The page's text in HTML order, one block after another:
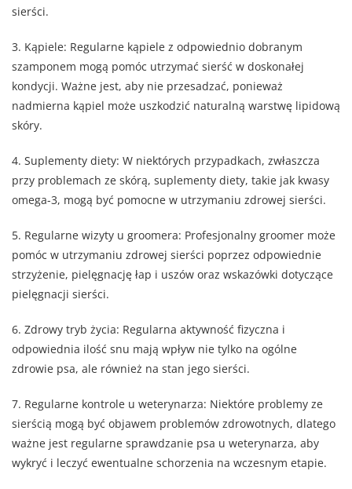
sierści.
3. Kąpiele: Regularne kąpiele z odpowiednio dobranym
szamponem mogą pomóc utrzymać sierść w doskonałej
kondycji. Ważne jest, aby nie przesadzać, ponieważ
nadmierna kąpiel może uszkodzić naturalną warstwę lipidową
skóry.
4. Suplementy diety: W niektórych przypadkach, zwłaszcza
przy problemach ze skórą, suplementy diety, takie jak kwasy
omega-3, mogą być pomocne w utrzymaniu zdrowej sierści.
5. Regularne wizyty u groomera: Profesjonalny groomer może
pomóc w utrzymaniu zdrowej sierści poprzez odpowiednie
strzyżenie, pielęgnację łap i uszów oraz wskazówki dotyczące
pielęgnacji sierści.
6. Zdrowy tryb życia: Regularna aktywność fizyczna i
odpowiednia ilość snu mają wpływ nie tylko na ogólne
zdrowie psa, ale również na stan jego sierści.
7. Regularne kontrole u weterynarza: Niektóre problemy ze
sierścią mogą być objawem problemów zdrowotnych, dlatego
ważne jest regularne sprawdzanie psa u weterynarza, aby
wykryć i leczyć ewentualne schorzenia na wczesnym etapie.